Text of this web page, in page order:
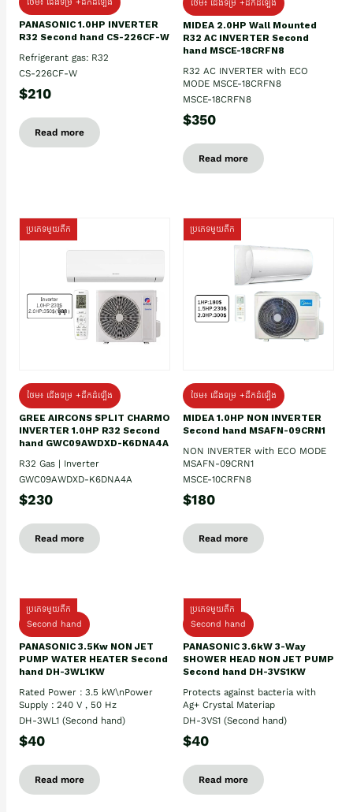
ថែម៖ ជើងទម្រ +ដឹកដំឡើង
PANASONIC 1.0HP INVERTER
R32 Second hand CS-226CF-W
Refrigerant gas: R32
CS-226CF-W
$210
Read more
ថែម៖ ជើងទម្រ +ដឹកដំឡើង
MIDEA 2.0HP Wall Mounted
R32 AC INVERTER Second
hand MSCE-18CRFN8
R32 AC INVERTER with ECO
MODE MSCE-18CRFN8
MSCE-18CRFN8
$350
Read more
ប្រភេទមួយតឹក
ថែម៖ ជើងទម្រ +ដឹកដំឡើង
GREE AIRCONS SPLIT CHARMO
INVERTER 1.0HP R32 Second
hand GWC09AWDXD-K6DNA4A
R32 Gas | Inverter
GWC09AWDXD-K6DNA4A
$230
Read more
ប្រភេទមួយតឹក
ថែម៖ ជើងទម្រ +ដឹកដំឡើង
MIDEA 1.0HP NON INVERTER
Second hand MSAFN-09CRN1
NON INVERTER with ECO MODE
MSAFN-09CRN1
MSCE-10CRFN8
$180
Read more
ប្រភេទមួយតឹក
Second hand
PANASONIC 3.5Kw NON JET
PUMP WATER HEATER Second
hand DH-3WL1KW
Rated Power : 3.5 kW\nPower
Supply : 240 V , 50 Hz
DH-3WL1 (Second hand)
$40
Read more
ប្រភេទមួយតឹក
Second hand
PANASONIC 3.6kW 3-Way
SHOWER HEAD NON JET PUMP
Second hand DH-3VS1KW
Protects against bacteria with
Ag+ Crystal Materiap
DH-3VS1 (Second hand)
$40
Read more